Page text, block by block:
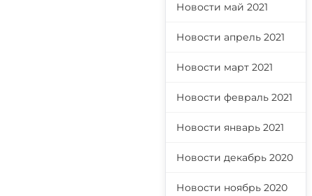
Новости май 2021
Новости апрель 2021
Новости март 2021
Новости февраль 2021
Новости январь 2021
Новости декабрь 2020
Новости ноябрь 2020